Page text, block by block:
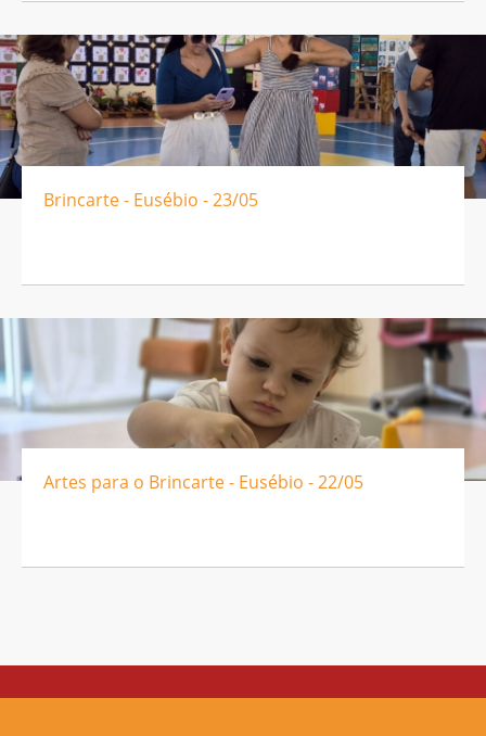
Brincarte - Eusébio - 23/05
Artes para o Brincarte - Eusébio - 22/05